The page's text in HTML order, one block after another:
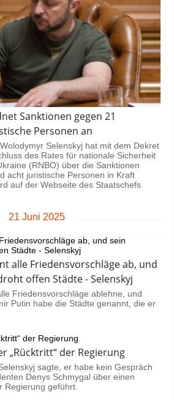
Sanktionen gegen 21
Personen an
Selenskyj hat mit dem Dekret
des Rates für nationale Sicherheit
(RNBO) über die Sanktionen
acht juristische Personen in Kraft
auf der Webseite des Staatschefs
21 Juni 2025
alle Friedensvorschläge ab, und
offen Städte - Selenskyj
Friedensvorschläge ablehne, und
Putin habe die Städte genannt, die er
„Rücktritt“ der Regierung
sagte, er habe kein Gespräch
Denys Schmygal über einen
Regierung geführt.